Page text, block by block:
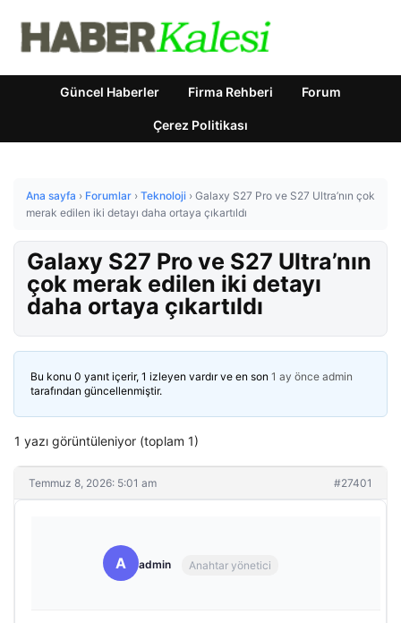
Güncel Haberler Firma Rehberi Forum
Çerez Politikası
Ana sayfa › Forumlar › Teknoloji › Galaxy S27 Pro ve S27 Ultra’nın çok
merak edilen iki detayı daha ortaya çıkartıldı
Galaxy S27 Pro ve S27 Ultra’nın
çok merak edilen iki detayı
daha ortaya çıkartıldı
Bu konu 0 yanıt içerir, 1 izleyen vardır ve en son 1 ay önce admin
tarafından güncellenmiştir.
1 yazı görüntüleniyor (toplam 1)
Temmuz 8, 2026: 5:01 am #27401
A admin Anahtar yönetici